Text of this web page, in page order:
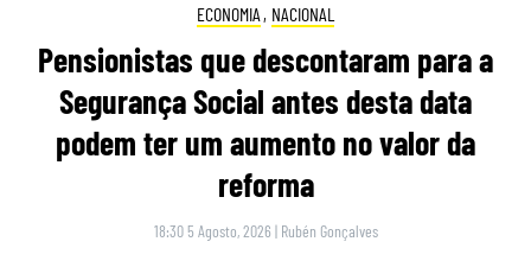
ECONOMIA , NACIONAL
Pensionistas que descontaram para a
Segurança Social antes desta data
podem ter um aumento no valor da
reforma
18:30 5 Agosto, 2026 | Rubén Gonçalves